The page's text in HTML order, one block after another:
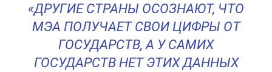
«ДРУГИЕ СТРАНЫ ОСОЗНАЮТ, ЧТО
МЭА ПОЛУЧАЕТ СВОИ ЦИФРЫ ОТ
ГОСУДАРСТВ, А У САМИХ
ГОСУДАРСТВ НЕТ ЭТИХ ДАННЫХ